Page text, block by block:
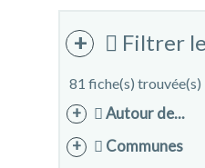
Filtrer
81 fiche(s) trouvée(s)
Autour de...
Communes